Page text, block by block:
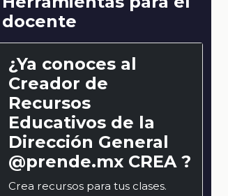
docente
¿Ya conoces al
Creador de
Recursos
Educativos de la
Dirección General
@prende.mx CREA ?
Crea recursos para tus clases.